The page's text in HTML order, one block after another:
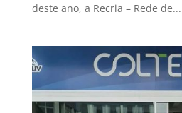
deste ano, a Recria – Rede de...